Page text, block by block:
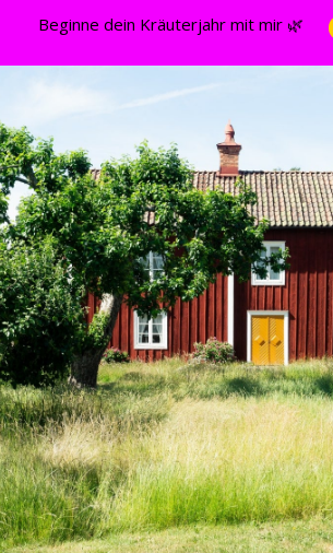
Beginne dein Kräuterjahr mit mir 🌿